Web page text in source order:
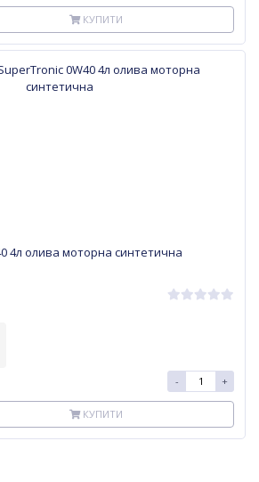
КУПИТИ
4л олива моторна синтетична
- +
КУПИТИ